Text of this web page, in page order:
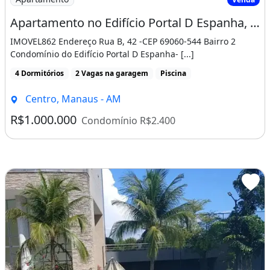
- AM, 69060-094
V
ALOR DA VENDA: R$ 1.450.000 (Possibilidade
de aceitar financiamento bancário)
Características do apartamento:
Ar Condicionado
Academia
Piscina
Churrasqueira
Permitido Animais
Condomínio Fechado
Apartamento no Edifício Portal D Espanha, 340M² Área Privativa
IMOVEL862 Endereço Rua B, 42 -CEP 69060-544 Bairro 2
Condomínio do Edifício Portal D Espanha- [...]
4 Dormitórios 2 Vagas na garagem Piscina
Centro, Manaus - AM
R$1.000.000 Condomínio R$2.400